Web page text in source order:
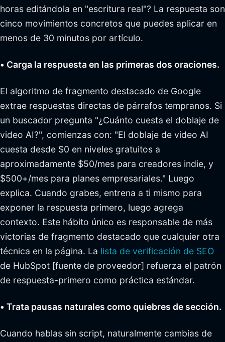
horas editándola en "escritura real"? La respuesta son
cinco movimientos concretos que puedes aplicar en
menos de 30 minutos por artículo.
• Carga la respuesta en las primeras dos oraciones.
El algoritmo de fragmento destacado de Google
extrae respuestas directas de párrafos tempranos. Si
un buscador pregunta "¿Cuánto cuesta el doblaje de
video AI?", comienzas con: "El doblaje de video AI
cuesta desde $0 en niveles gratuitos a
aproximadamente $50/mes para creadores indie, y
$500+/mes para planes empresariales." Luego
explica. Cuando grabes, entrena a ti mismo para
exponer la respuesta primero, luego agrega
contexto. Este hábito único es responsable de más
victorias de fragmento destacado que cualquier otra
técnica en la página. La lista de verificación de SEO
de HubSpot [fuente de proveedor] refuerza el patrón
de respuesta-primero como práctica estándar.
• Trata pausas naturales como quiebres de sección.
Cuando hablas sin script, naturalmente cambias de